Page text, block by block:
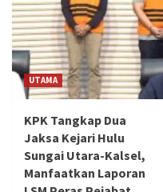
UTAMA
KPK Tangkap Dua
Jaksa Kejari Hulu
Sungai Utara-Kalsel,
Manfaatkan Laporan